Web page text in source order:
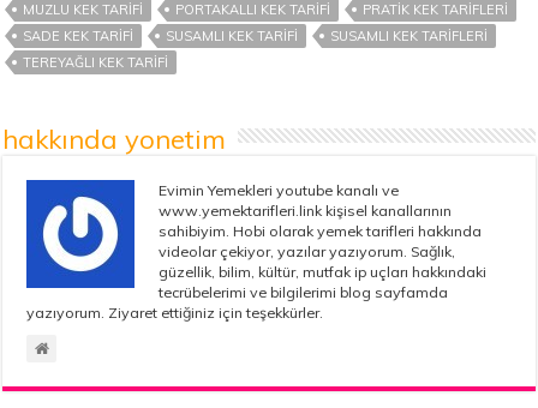
MUZLU KEK TARIFI
PORTAKALLI KEK TARIFI
PRATIK KEK TARIFLERI
SADE KEK TARIFI
SUSAMLI KEK TARIFI
SUSAMLI KEK TARIFLERI
TEREYAĞLI KEK TARIFI
hakkında yonetim
Evimin Yemekleri youtube kanalı ve
www.yemektarifleri.link kişisel kanallarının
sahibiyim. Hobi olarak yemek tarifleri hakkında
videolar çekiyor, yazılar yazıyorum. Sağlık,
güzellik, bilim, kültür, mutfak ip uçları hakkındaki
tecrübelerimi ve bilgilerimi blog sayfamda
yazıyorum. Ziyaret ettiğiniz için teşekkürler.